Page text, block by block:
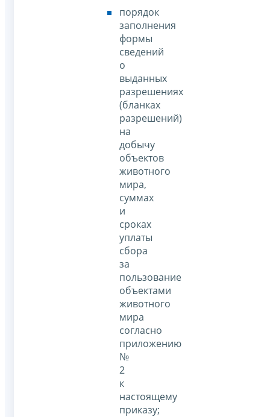
порядок
заполнения
формы
сведений
о
выданных
разрешениях
(бланках
разрешений)
на
добычу
объектов
животного
мира,
суммах
и
сроках
уплаты
сбора
за
пользование
объектами
животного
мира
согласно
приложению
№
2
к
настоящему
приказу;